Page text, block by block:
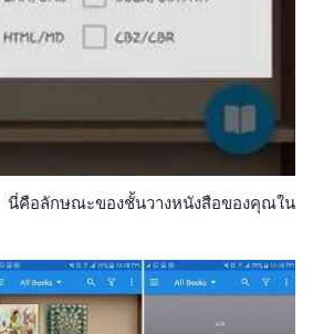
อลักษณะของชั้นวางหนังสือของคุณใน